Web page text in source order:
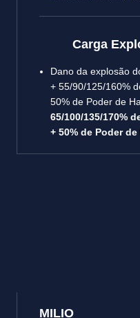
Carga
Dano da explosão
+ 55/90/125/160%
50% de Poder de
65/100/135/170%
+ 50% de Poder
MILIO